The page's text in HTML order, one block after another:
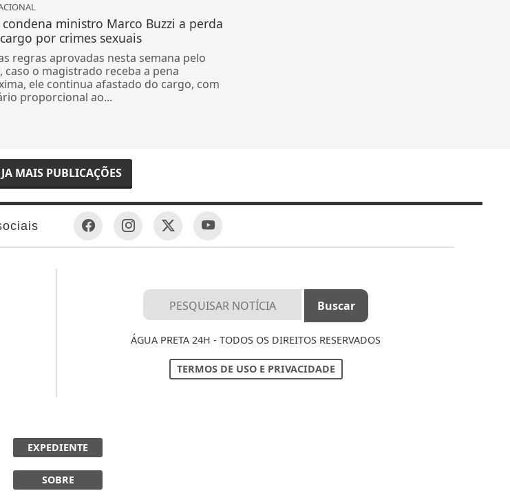
condena ministro Marco Buzzi a perda
por crimes sexuais
regras aprovadas nesta semana pelo
caso o magistrado receba a pena
ele continua afastado do cargo, com
proporcional ao...
MAIS PUBLICAÇÕES
ÁGUA PRETA 24H - TODOS OS DIREITOS RESERVADOS
TERMOS DE USO E PRIVACIDADE
EXPEDIENTE
SOBRE